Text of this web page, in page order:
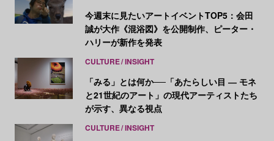
今週末に見たいアートイベントTOP5：会田
誠が大作《混浴図》を公開制作、ピーター・
ハリーが新作を発表
CULTURE INSIGHT
「みる」とは何か──「あたらしい目 ― モネ
と21世紀のアート」の現代アーティストたち
が示す、異なる視点
CULTURE INSIGHT